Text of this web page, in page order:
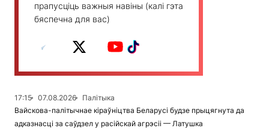
прапусціць важныя навіны (калі гэта
бяспечна для вас)
17:15 07.08.2026
Палітыка
Вайскова-палітычнае кіраўніцтва Беларусі будзе прыцягнута да
адказнасці за саўдзел у расійскай агрэсіі — Латушка